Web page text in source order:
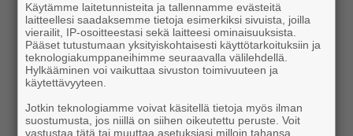
Käytämme laitetunnisteita ja tallennamme evästeitä
laitteellesi saadaksemme tietoja esimerkiksi sivuista, joilla
vierailit, IP-osoitteestasi sekä laitteesi ominaisuuksista.
Pääset tutustumaan yksityiskohtaisesti käyttötarkoituksiin ja
teknologiakumppaneihimme seuraavalla välilehdellä.
Hylkääminen voi vaikuttaa sivuston toimivuuteen ja
käytettävyyteen.
Jotkin teknologiamme voivat käsitellä tietoja myös ilman
suostumusta, jos niillä on siihen oikeutettu peruste. Voit
vastustaa tätä tai muuttaa asetuksiasi milloin tahansa